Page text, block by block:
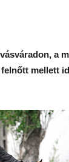
a
felnőtt mellett